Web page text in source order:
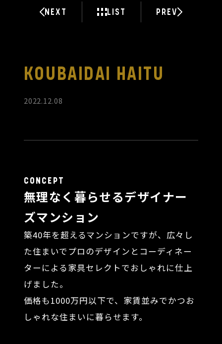
NEXT LIST PREV
KOUBAIDAI HAITU
2022.12.08
CONCEPT
無理なく暮らせるデザイナー
ズマンション
築40年を超えるマンションですが、広々し
た住まいでプロのデザインとコーディネー
ターによる家具セレクトでおしゃれに仕上
げました。
価格も1000万円以下で、家賃並みでかつお
しゃれな住まいに暮らせます。